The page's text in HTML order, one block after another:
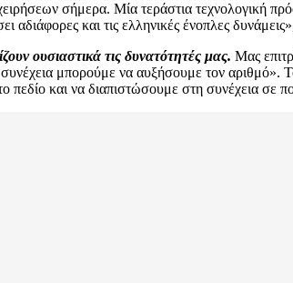
σήμερα. Μία τεράστια τεχνολογική
και τις ελληνικές ένοπλες
ουσιαστικά τις δυνατότητές μας. Μας
μπορούμε να αυξήσουμε τον αριθμό».
πεδίο και να διαπιστώσουμε στη συνέχεια